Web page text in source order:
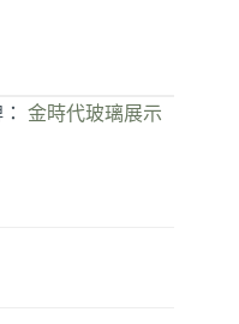
金時代玻璃展示